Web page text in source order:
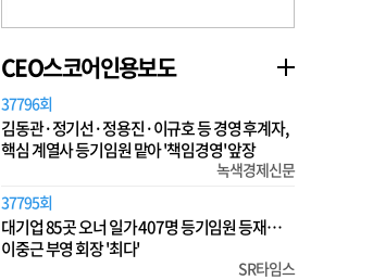
CEO스코어인용보도
37796회
김동관·정기선·정용진·이규호 등 경영 후계자,
핵심 계열사 등기임원 맡아 '책임경영' 앞장
녹색경제신문
37795회
대기업 85곳 오너 일가 407명 등기임원 등재…
이중근 부영 회장 '최다'
SR타임스